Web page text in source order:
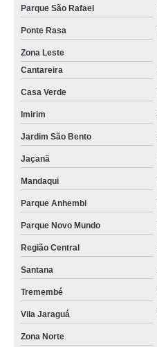
Parque São Rafael
Ponte Rasa
Zona Leste
Cantareira
Casa Verde
Imirim
Jardim São Bento
Jaçanã
Mandaqui
Parque Anhembi
Parque Novo Mundo
Região Central
Santana
Tremembé
Vila Jaraguá
Zona Norte